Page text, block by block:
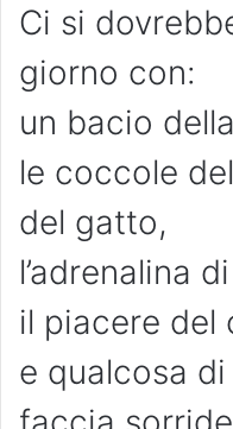
Ci si
giorno con:
un bacio
le coccole
del gatto,
l’adrenalina
il piacere del
e qualcosa